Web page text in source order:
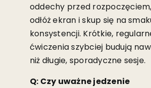
oddechy przed rozpoczęciem,
odłóż ekran i skup się na
konsystencji. Krótkie,
ćwiczenia szybciej budują
niż długie, sporadyczne sesje.
Q: Czy uważne jedzenie